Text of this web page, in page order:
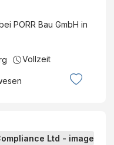
PORR Bau GmbH in
Vollzeit